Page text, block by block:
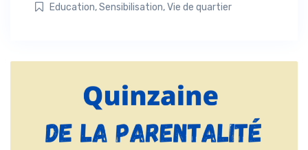
Education,Sensibilisation,Vie de quartier